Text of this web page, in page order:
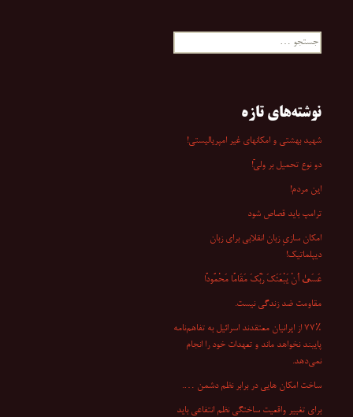
جستجو
نوشته‌های تازه
شهید بهشتی و امکانهای غیر امپریالیستی!
دو نوع تحمیل بر ولیّ!
این مردم!
ترامپ باید قصاص شود
امکان سازیِ زبان انقلابی برای زبان
دیپلماتیک!
عَسَىٰ أَنْ یَبْعَثَکَ رَبُّکَ مَقَامًا مَحْمُودًا
مقاومت ضد زندگی نیست.
۷۷٪ از ایرانیان معتقدند اسرائیل به تفاهم‌نامه
پایبند نخواهد ماند و تعهدات خود را انجام
نمی‌دهد.
ساخت امکان هایی در برابر نظم دشمن ….
برای تغییر واقعیت ساختگی نظم انتفاعی باید